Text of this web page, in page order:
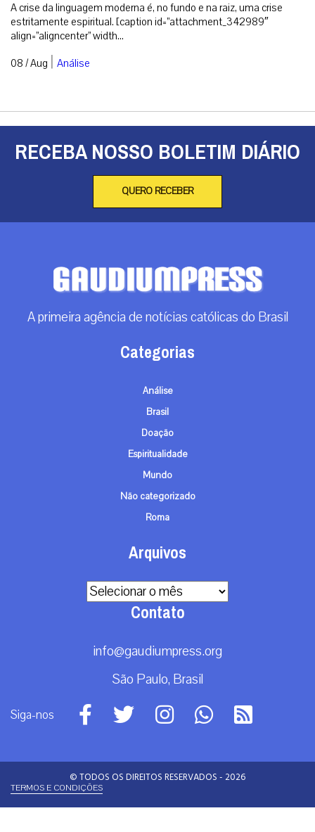
A crise da linguagem moderna é, no fundo e na raiz, uma crise
estritamente espiritual. [caption id=”attachment_342989″
align=”aligncenter” width...
08 / Aug | Análise
RECEBA NOSSO BOLETIM DIÁRIO
QUERO RECEBER
A primeira agência de notícias católicas do Brasil
Categorias
Análise
Brasil
Doação
Espiritualidade
Mundo
Não categorizado
Roma
Arquivos
Arquivos
Contato
info@gaudiumpress.org
São Paulo, Brasil
Siga-nos
© TODOS OS DIREITOS RESERVADOS - 2026
TERMOS E CONDIÇÕES